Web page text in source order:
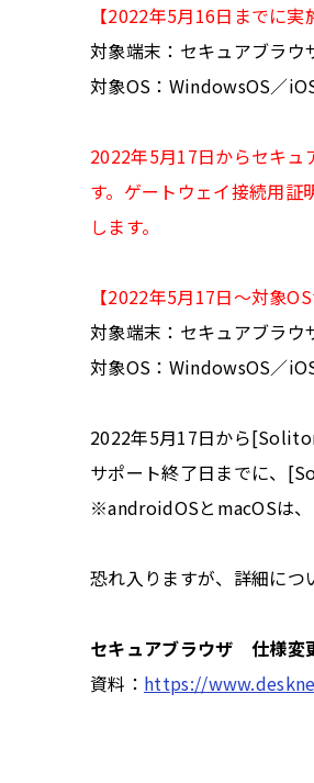
【2022年5月16日までに実
対象端末：セキュアブラウ
対象OS：WindowsOS／
2022年5月17日からセキュ
す。ゲートウェイ接続用
します。
【2022年5月17日～対象
対象端末：セキュアブラウ
対象OS：WindowsOS／
2022年5月17日から
サポート終了日までに、
※androidOSとmacOSは
恐れ入りますが、詳細につ
セキュアブラウザ 仕様変
資料： https://